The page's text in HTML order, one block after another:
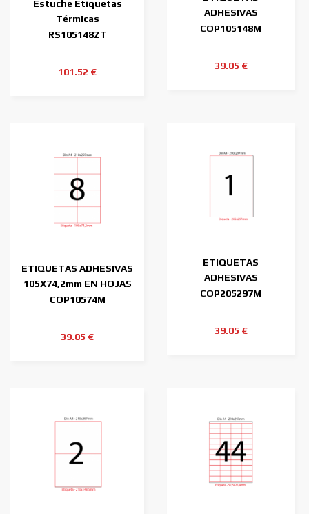
Estuche Etiquetas
Térmicas
105mmx148mm (3600
RS105148ZT
101.52 €
ADHESIVAS
105X148mm EN HOJAS
COP105148M
39.05 €
ETIQUETAS ADHESIVAS
105X74,2mm EN HOJAS
DIN-A4
COP10574M
39.05 €
ETIQUETAS
ADHESIVAS
205X297mm EN HOJAS
COP205297M
39.05 €